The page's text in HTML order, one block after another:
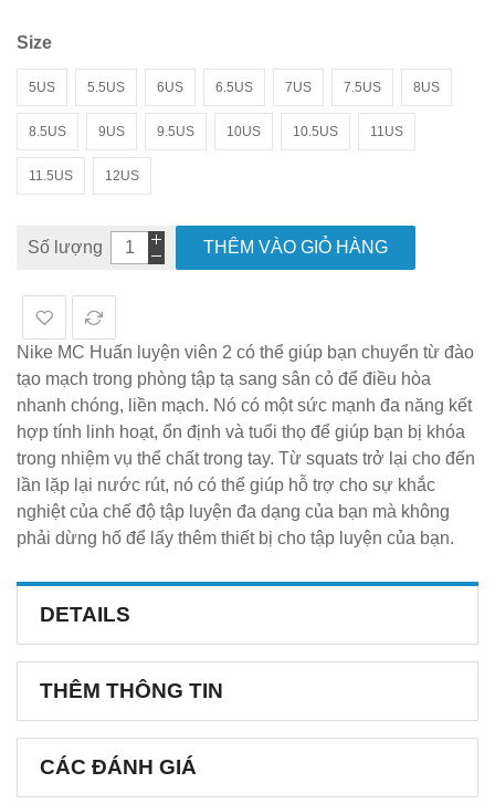
Size
5US 5.5US 6US 6.5US 7US 7.5US 8US
8.5US 9US 9.5US 10US 10.5US 11US
11.5US 12US
Số lượng THÊM VÀO GIỎ HÀNG
Nike MC Huấn luyện viên 2 có thể giúp bạn chuyển từ đào
tạo mạch trong phòng tập tạ sang sân cỏ để điều hòa
nhanh chóng, liền mạch. Nó có một sức mạnh đa năng kết
hợp tính linh hoạt, ổn định và tuổi thọ để giúp bạn bị khóa
trong nhiệm vụ thể chất trong tay. Từ squats trở lại cho đến
lần lặp lại nước rút, nó có thể giúp hỗ trợ cho sự khắc
nghiệt của chế độ tập luyện đa dạng của bạn mà không
phải dừng hố để lấy thêm thiết bị cho tập luyện của bạn.
DETAILS
THÊM THÔNG TIN
CÁC ĐÁNH GIÁ